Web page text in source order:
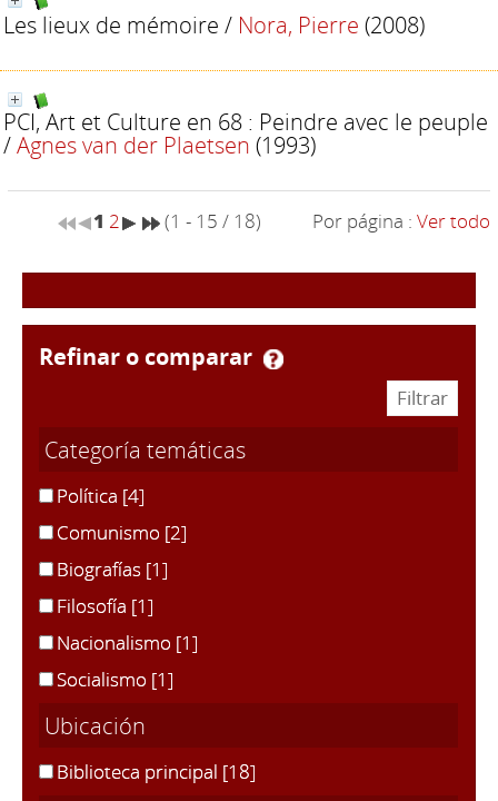
Les lieux de mémoire / Nora, Pierre (2008)
PCI, Art et Culture en 68 : Peindre avec le peuple
/Agnes van der Plaetsen (1993)
1 2 (1 - 15 / 18) Por página :Ver todo
refinar o comparar
Categoría temáticas
Política [4]
Comunismo [2]
Biografías [1]
Filosofía [1]
Nacionalismo [1]
Socialismo [1]
Ubicación
Biblioteca principal [18]